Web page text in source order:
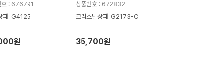
호 : 676791
패_G4125
원
상품번호 : 672832
크리스탈상패_G2173-C
35,700원